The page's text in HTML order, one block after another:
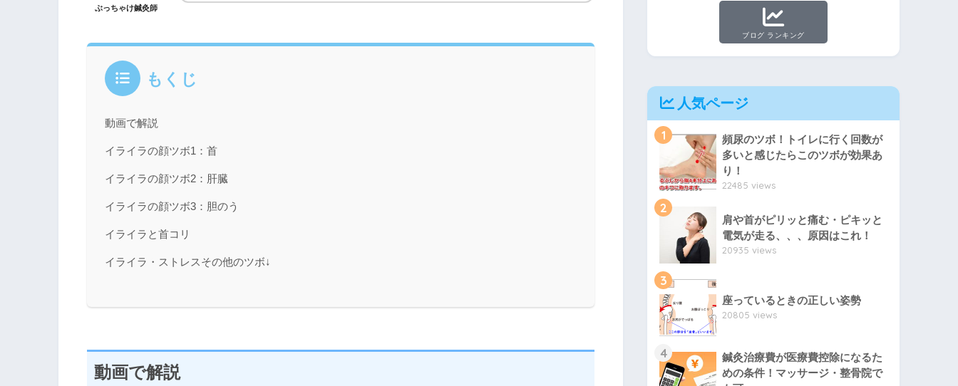
ぶっちゃけ鍼灸師
もくじ
動画で解説
イライラの顔ツボ1：首
イライラの顔ツボ2：肝臓
イライラの顔ツボ3：胆のう
イライラと首コリ
イライラ・ストレスその他のツボ↓
動画で解説
ブログ ランキング
人気ページ
1
頻尿のツボ！トイレに行く回数が
多いと感じたらこのツボが効果あ
り！
22485 views
2
肩や首がピリッと痛む・ピキッと
電気が走る、、、原因はこれ！
20935 views
3
座っているときの正しい姿勢
20805 views
4
鍼灸治療費が医療費控除になるた
めの条件！マッサージ・整骨院で